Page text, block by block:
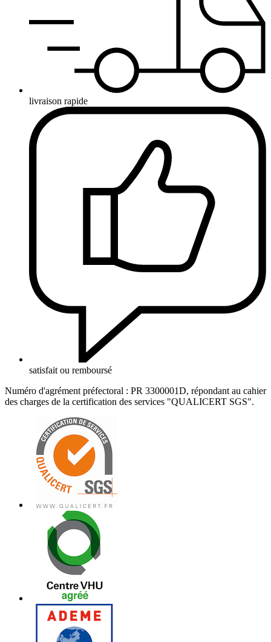
livraison rapide
satisfait ou remboursé
Numéro d'agrément préfectoral : PR 3300001D, répondant au cahier
des charges de la certification des services "QUALICERT SGS".